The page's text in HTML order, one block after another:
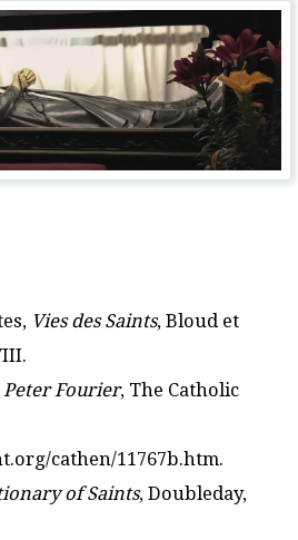
, Vies des Saints, Bloud et
Peter Fourier, The Catholic
cathen/11767b.htm.
of Saints, Doubleday,